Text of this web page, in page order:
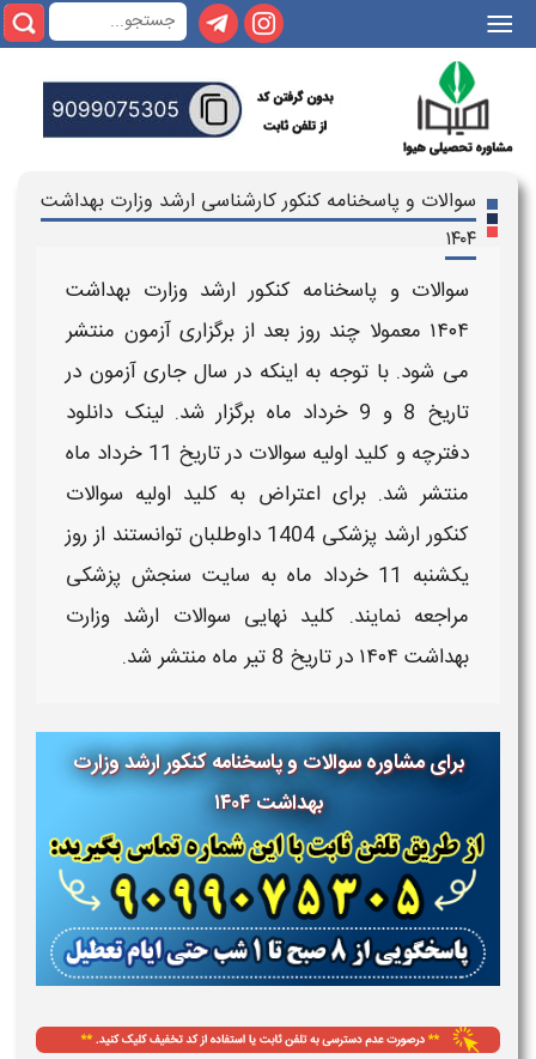
|||
سوالات و پاسخنامه کنکور کارشناسی ارشد وزارت بهداشت
۱۴۰۴
سوالات و پاسخنامه کنکور ارشد وزارت بهداشت
۱۴۰۴ معمولا چند روز بعد از برگزاری آزمون منتشر
می شود. با توجه به اینکه در سال جاری آزمون در
تاریخ 8 و 9 خرداد ماه برگزار
شد. لینک دانلود
دفترچه و کلید اولیه سوالات در تاریخ 11 خرداد ماه
منتشر شد. برای اعتراض به کلید اولیه سوالات
کنکور ارشد پزشکی 1404
داوطلبان توانستند از روز
یکشنبه 11 خرداد ماه به سایت سنجش پزشکی
مراجعه نمایند. کلید نهایی سوالات ارشد وزارت
بهداشت ۱۴۰۴ در تاریخ 8 تیر ماه منتشر شد.
برای مشاوره سوالات و پاسخنامه کنکور ارشد وزارت
بهداشت ۱۴۰۴